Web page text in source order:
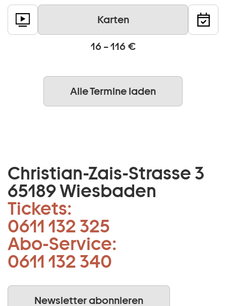
Karten
16 – 116 €
Alle Termine laden
Christian-Zais-Strasse 3
65189 Wiesbaden
Tickets:
0611 132 325
Abo-Service:
0611 132 340
Newsletter abonnieren